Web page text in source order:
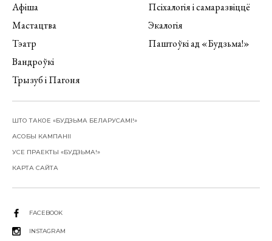
Афіша
Мастацтва
Тэатр
Вандроўкі
Трызуб і Пагоня
Псіхалогія і самаразвіццё
Экалогія
Паштоўкі ад «Будзьма!»
ШТО ТАКОЕ «БУДЗЬМА БЕЛАРУСАМІ!»
АСОБЫ КАМПАНІІ
УСЕ ПРАЕКТЫ «БУДЗЬМА!»
КАРТА САЙТА
FACEBOOK
INSTAGRAM